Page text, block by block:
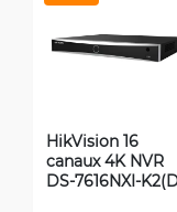
HikVision 16
canaux 4K NVR
DS-7616NXI-